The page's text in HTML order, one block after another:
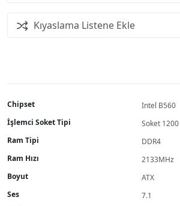
Kıyaslama Listene Ekle
Chipset
Intel B560
İşlemci Soket Tipi
Soket 1200
Ram Tipi
DDR4
Ram Hızı
2133MHz
Boyut
ATX
Ses
7.1